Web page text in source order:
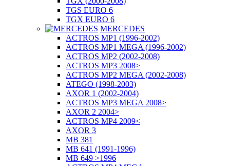
TGS EURO 6
TGX EURO 6
MERCEDES
ACTROS MP1 (1996-2002)
ACTROS MP1 MEGA (1996-2002)
ACTROS MP2 (2002-2008)
ACTROS MP3 2008>
ACTROS MP2 MEGA (2002-2008)
ATEGO (1998-2003)
AXOR 1 (2002-2004)
ACTROS MP3 MEGA 2008>
AXOR 2 2004>
ACTROS MP4 2009<
AXOR 3
MB 381
MB 641 (1991-1996)
MB 649 >1996